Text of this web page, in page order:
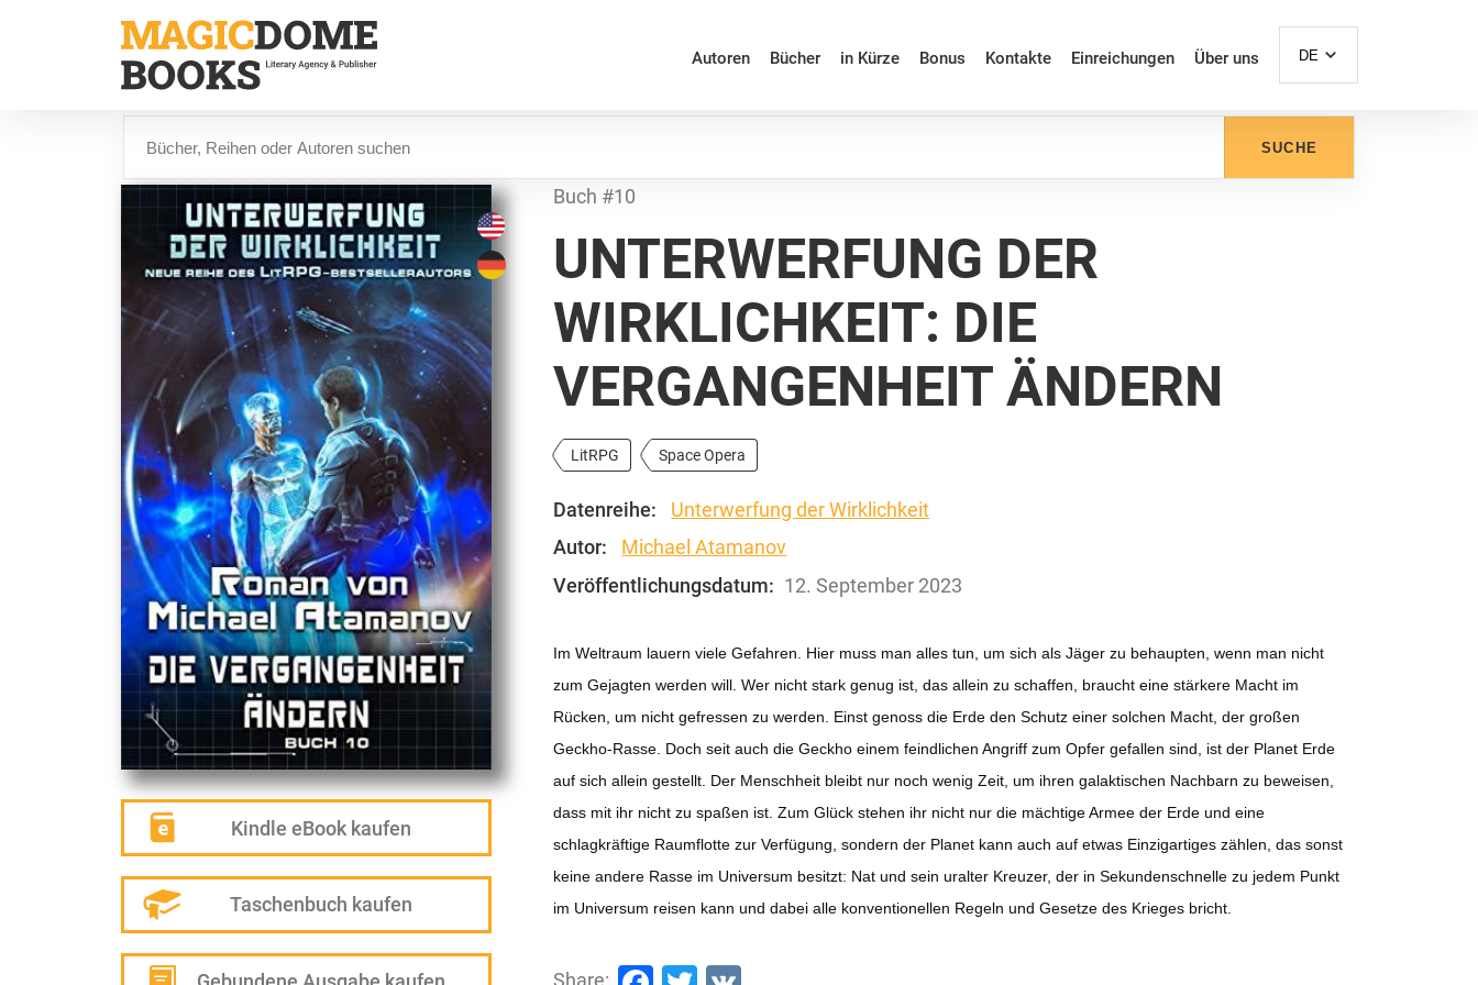
Autoren Bücher in Kürze Bonus Kontakte Einreichungen Über uns DE
SUCHE
Kindle eBook kaufen
Taschenbuch kaufen
Buch #10
UNTERWERFUNG DER
WIRKLICHKEIT: DIE
VERGANGENHEIT ÄNDERN
LitRPG Space Opera
Datenreihe:
Unterwerfung der Wirklichkeit
Autor:
Michael Atamanov
Veröffentlichungsdatum: 12. September 2023
Im Weltraum lauern viele Gefahren. Hier muss man alles tun, um sich als Jäger zu behaupten, wenn man nicht
zum Gejagten werden will. Wer nicht stark genug ist, das allein zu schaffen, braucht eine stärkere Macht im
Rücken, um nicht gefressen zu werden. Einst genoss die Erde den Schutz einer solchen Macht, der großen
Geckho-Rasse. Doch seit auch die Geckho einem feindlichen Angriff zum Opfer gefallen sind, ist der Planet Erde
auf sich allein gestellt. Der Menschheit bleibt nur noch wenig Zeit, um ihren galaktischen Nachbarn zu beweisen,
dass mit ihr nicht zu spaßen ist. Zum Glück stehen ihr nicht nur die mächtige Armee der Erde und eine
schlagkräftige Raumflotte zur Verfügung, sondern der Planet kann auch auf etwas Einzigartiges zählen, das sonst
keine andere Rasse im Universum besitzt: Nat und sein uralter Kreuzer, der in Sekundenschnelle zu jedem Punkt
im Universum reisen kann und dabei alle konventionellen Regeln und Gesetze des Krieges bricht.
Share: